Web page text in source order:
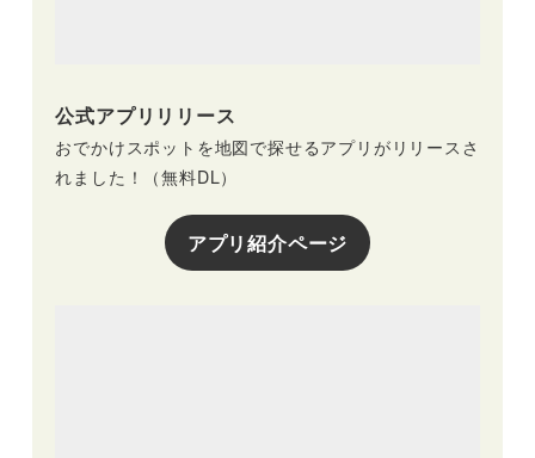
公式アプリリリース
おでかけスポットを地図で探せるアプリがリリースさ
れました！（無料DL）
アプリ紹介ページ